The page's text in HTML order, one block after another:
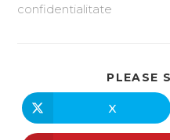
confidentialitate
PLEASE
X